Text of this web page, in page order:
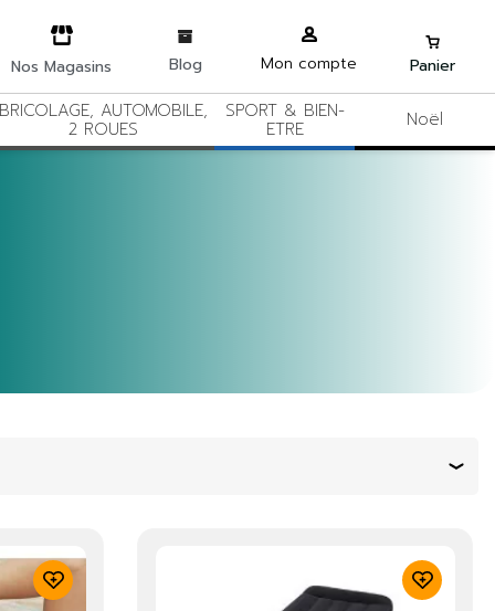
Nos Magasins Blog Mon compte Panier
AUTOMOBILE,
2 ROUES
SPORT & BIEN-
ETRE Noël